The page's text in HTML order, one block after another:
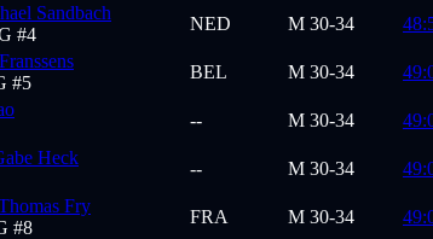
Sandbach
#4
NED M 30-34
#5
BEL M 30-34
-- M 30-34
Heck
-- M 30-34
Fry
#8
FRA M 30-34